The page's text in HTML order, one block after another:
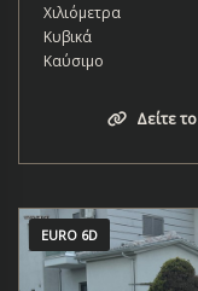
Χιλιόμετρα
Κυβικά
Καύσιμο
Δείτε το
EURO 6D